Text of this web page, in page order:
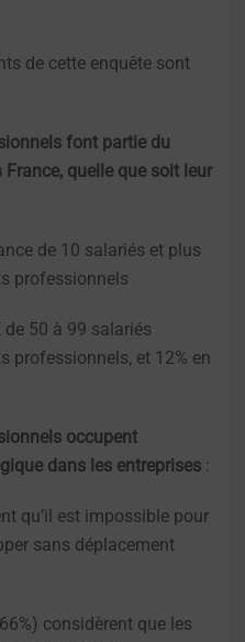
de cette enquête sont
font partie du
quelle que soit leur
de 10 salariés et plus
professionnels
de 50 à 99 salariés
professionnels, et 12% en
occupent
dans les entreprises :
qu’il est impossible pour
sans déplacement
considèrent que les